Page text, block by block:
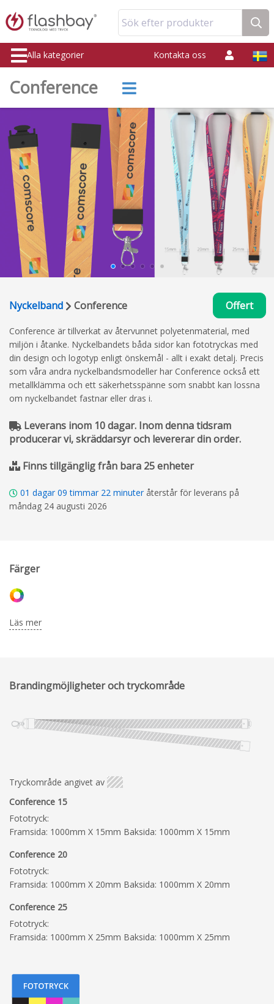
Sök efter produkter
Alla kategorier Kontakta oss
Conference
Nyckelband Conference Offert
Conference är tillverkat av återvunnet polyetenmaterial, med
miljön i åtanke. Nyckelbandets båda sidor kan fototryckas med
din design och logotyp enligt önskemål - allt i exakt detalj. Precis
som våra andra nyckelbandsmodeller har Conference också ett
metallklämma och ett säkerhetsspänne som snabbt kan lossna
om nyckelbandet fastnar eller dras i.
Leverans inom 10 dagar. Inom denna tidsram
producerar vi, skräddarsyr och levererar din order.
Finns tillgänglig från bara 25 enheter
01 dagar 09 timmar 22 minuter återstår för leverans på
måndag 24 augusti 2026
Färger
Läs mer
Brandingmöjligheter och tryckområde
Tryckområde angivet av
Conference 15
Fototryck:
Framsida: 1000mm X 15mm Baksida: 1000mm X 15mm
Conference 20
Fototryck:
Framsida: 1000mm X 20mm Baksida: 1000mm X 20mm
Conference 25
Fototryck:
Framsida: 1000mm X 25mm Baksida: 1000mm X 25mm